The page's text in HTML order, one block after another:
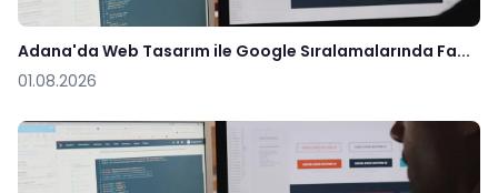
Adana'da Web Tasarım ile Google Sıralamalarında Fa...
01.08.2026